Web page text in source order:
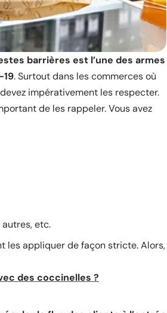
barrières est l’une des armes
. Surtout dans les commerces où
impérativement les respecter.
de les rappeler. Vous avez
etc.
les appliquer de façon stricte. Alors,
des coccinelles ?